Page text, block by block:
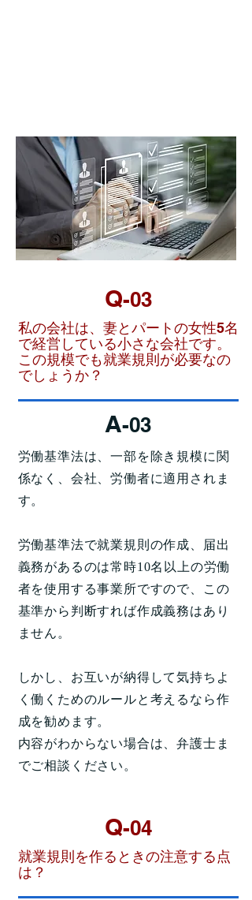
Q-03
私の会社は、妻とパートの女性5名
で経営している小さな会社です。
この規模でも就業規則が必要なの
でしょうか？
A-03
労働基準法は、一部を除き規模に関
係なく、会社、労働者に適用されま
す。
労働基準法で就業規則の作成、届出
義務があるのは常時10名以上の労働
者を使用する事業所ですので、この
基準から判断すれば作成義務はあり
ません。
しかし、お互いが納得して気持ちよ
く働くためのルールと考えるなら作
成を勧めます。
内容がわからない場合は、弁護士ま
でご相談ください。
Q-04
就業規則を作るときの注意する点
は？